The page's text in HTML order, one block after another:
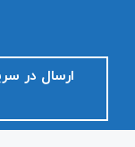
ارسال در